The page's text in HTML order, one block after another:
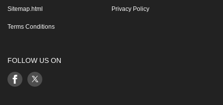
Sitemap.html Privacy Policy
Terms Conditions
FOLLOW US ON